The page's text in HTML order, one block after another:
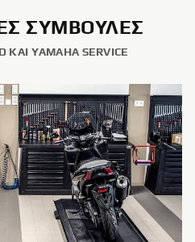
ΣΥΜΒΟΥΛΈΣ
ΚΑΙ YAMAHA SERVICE